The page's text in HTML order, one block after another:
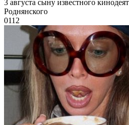
3 августа сыну известного
Роднянского
0112